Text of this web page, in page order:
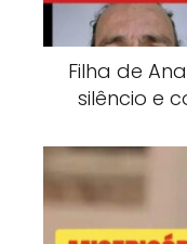
Filha de
silêncio e